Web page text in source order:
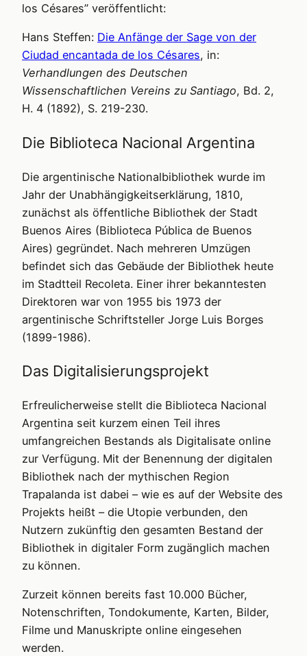
los Césares” veröffentlicht:
Hans Steffen: Die Anfänge der Sage von der
Ciudad encantada de los Césares, in:
Verhandlungen des Deutschen
Wissenschaftlichen Vereins zu Santiago, Bd. 2,
H. 4 (1892), S. 219-230.
Die Biblioteca Nacional Argentina
Die argentinische Nationalbibliothek wurde im
Jahr der Unabhängigkeitserklärung, 1810,
zunächst als öffentliche Bibliothek der Stadt
Buenos Aires (Biblioteca Pública de Buenos
Aires) gegründet. Nach mehreren Umzügen
befindet sich das Gebäude der Bibliothek heute
im Stadtteil Recoleta. Einer ihrer bekanntesten
Direktoren war von 1955 bis 1973 der
argentinische Schriftsteller Jorge Luis Borges
(1899-1986).
Das Digitalisierungsprojekt
Erfreulicherweise stellt die Biblioteca Nacional
Argentina seit kurzem einen Teil ihres
umfangreichen Bestands als Digitalisate online
zur Verfügung. Mit der Benennung der digitalen
Bibliothek nach der mythischen Region
Trapalanda ist dabei – wie es auf der Website des
Projekts heißt – die Utopie verbunden, den
Nutzern zukünftig den gesamten Bestand der
Bibliothek in digitaler Form zugänglich machen
zu können.
Zurzeit können bereits fast 10.000 Bücher,
Notenschriften, Tondokumente, Karten, Bilder,
Filme und Manuskripte online eingesehen
werden.